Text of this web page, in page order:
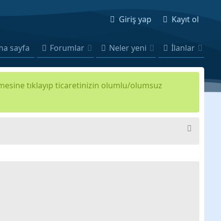
Giriş yap Kayıt ol
sayfa Forumlar Neler yeni İlanlar
tıklayıp ticaretinizin olumlu/olumsuz